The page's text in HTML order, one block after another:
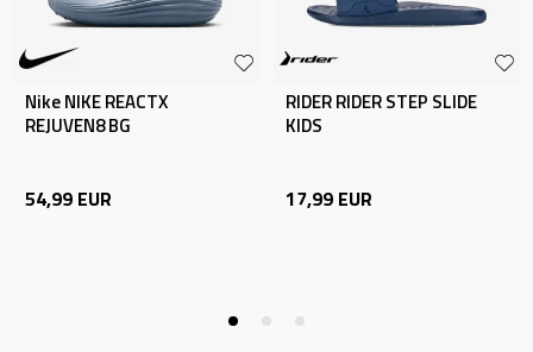
Nike NIKE REACTX
REJUVEN8 BG
54,99 EUR
RIDER RIDER STEP SLIDE
KIDS
17,99 EUR